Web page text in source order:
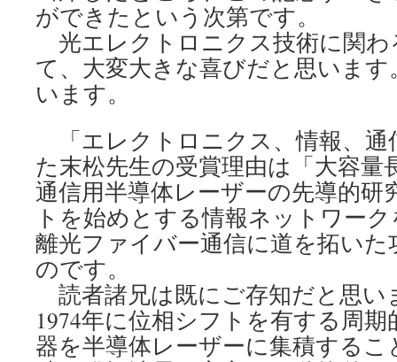
ができたという次第です。
光エレクトロニクス技術に関
て、大変大きな喜びだと思いま
います。
「エレクトロニクス、情報、通
た末松先生の受賞理由は「大容量
通信用半導体レーザーの先導的研
トを始めとする情報ネットワー
離光ファイバー通信に道を拓い
のです。
読者諸兄は既にご存知だと思い
1974年に位相シフトを有する周
器を半導体レーザーに集積するこ